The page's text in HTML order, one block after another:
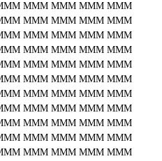
MMM MMM MMM MMM
MMM MMM MMM MMM
MMM MMM MMM MMM
MMM MMM MMM MMM
MMM MMM MMM MMM
MMM MMM MMM MMM
MMM MMM MMM MMM
MMM MMM MMM MMM
MMM MMM MMM MMM
MMM MMM MMM MMM
MMM MMM MMM MMM